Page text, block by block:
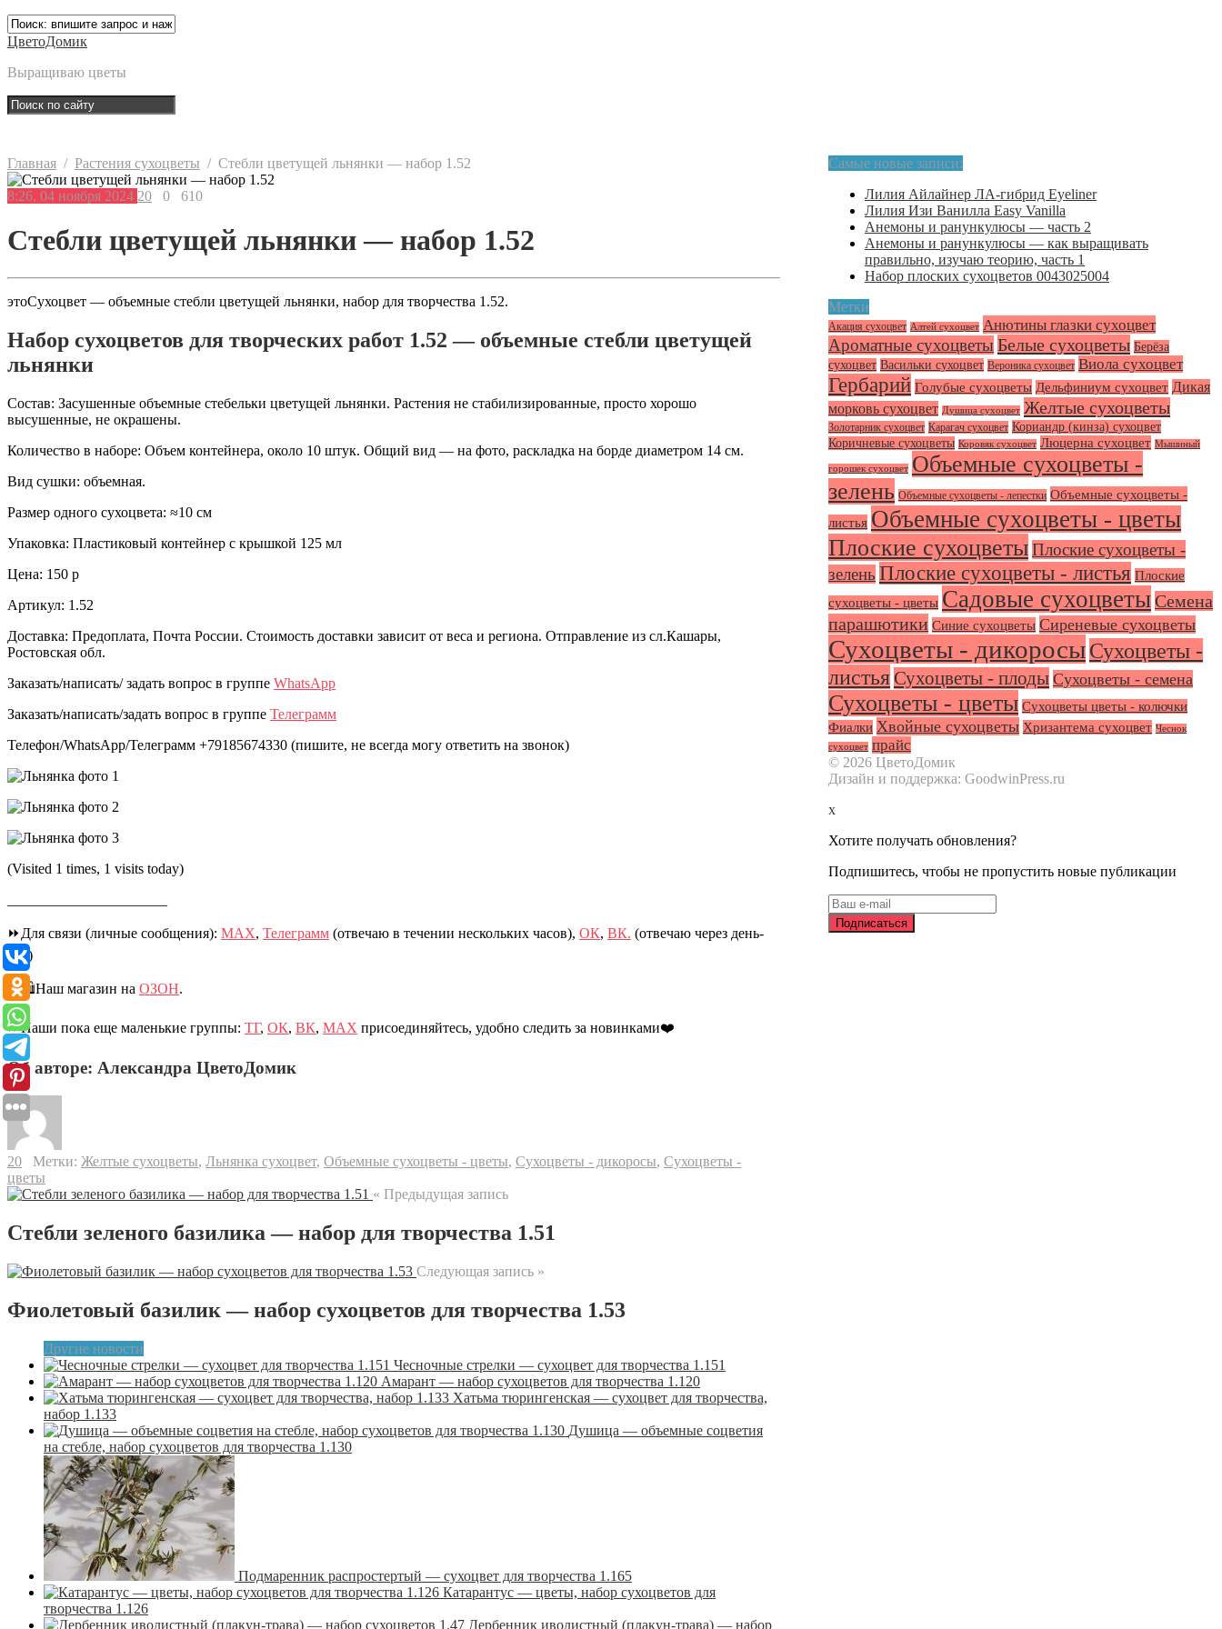
ЦветоДомик
Выращиваю цветы
Главная / Растения сухоцветы / Стебли цветущей льнянки — набор 1.52
8:26, 04 ноября 2024 20 0 610
Стебли цветущей льнянки — набор 1.52
этоСухоцвет — объемные стебли цветущей льнянки, набор для творчества 1.52.
Набор сухоцветов для творческих работ 1.52 — объемные стебли цветущей
льнянки
Состав: Засушенные объемные стебельки цветущей льнянки. Растения не стабилизированные, просто хорошо
высушенные, не окрашены.
Количество в наборе: Объем контейнера, около 10 штук. Общий вид — на фото, раскладка на борде диаметром 14 см.
Вид сушки: объемная.
Размер одного сухоцвета: ≈10 см
Упаковка: Пластиковый контейнер с крышкой 125 мл
Цена: 150 р
Артикул: 1.52
Доставка: Предоплата, Почта России. Стоимость доставки зависит от веса и региона. Отправление из сл.Кашары,
Ростовская обл.
Заказать/написать/ задать вопрос в группе WhatsApp
Заказать/написать/задать вопрос в группе Телеграмм
Телефон/WhatsApp/Телеграмм +79185674330 (пишите, не всегда могу ответить на звонок)
(Visited 1 times, 1 visits today)
⏩Для связи (личные сообщения): МАХ, Телеграмм (отвечаю в течении нескольких часов), ОК, ВК. (отвечаю через день-
два)
⏩🛍️Наш магазин на ОЗОН.
⏩Наши пока еще маленькие группы: ТГ, ОК, ВК, МАХ присоединяйтесь, удобно следить за новинками❤️
Об авторе: Александра ЦветоДомик
20 Метки: Желтые сухоцветы, Льнянка сухоцвет, Объемные сухоцветы - цветы, Сухоцветы - дикоросы, Сухоцветы -
цветы
« Предыдущая запись
Стебли зеленого базилика — набор для творчества 1.51
Следующая запись »
Фиолетовый базилик — набор сухоцветов для творчества 1.53
Другие новости
Чесночные стрелки — сухоцвет для творчества 1.151
Амарант — набор сухоцветов для творчества 1.120
Хатьма тюрингенская — сухоцвет для творчества,
набор 1.133
Душица — объемные соцветия
на стебле, набор сухоцветов для творчества 1.130
Подмаренник распростертый — сухоцвет для творчества 1.165
Катарантус — цветы, набор сухоцветов для
творчества 1.126
Дербенник иволистный (плакун-трава) — набор
Самые новые записи:
Лилия Айлайнер ЛА-гибрид Eyeliner
Лилия Изи Ванилла Easy Vanilla
Анемоны и ранункулюсы — часть 2
Анемоны и ранункулюсы — как выращивать
правильно, изучаю теорию, часть 1
Набор плоских сухоцветов 0043025004
Метки
Акация сухоцвет Алтей сухоцвет Анютины глазки сухоцвет
Ароматные сухоцветыБелые сухоцветы Берёза
сухоцвет Васильки сухоцвет Вероника сухоцвет Виола сухоцвет
Гербарий Голубые сухоцветы Дельфиниум сухоцвет Дикая
морковь сухоцвет Душица сухоцвет Желтые сухоцветы
Золотарник сухоцвет Карагач сухоцвет Кориандр (кинза) сухоцвет
Коричневые сухоцветы Коровяк сухоцвет Люцерна сухоцвет Мышиный
горошек сухоцвет Объемные сухоцветы -
зелень Объемные сухоцветы - лепестки Объемные сухоцветы -
листья Объемные сухоцветы - цветы
Плоские сухоцветыПлоские сухоцветы -
зелень Плоские сухоцветы - листья Плоские
сухоцветы - цветы Садовые сухоцветыСемена
парашютики Синие сухоцветы Сиреневые сухоцветы
Сухоцветы - дикоросыСухоцветы -
листья Сухоцветы - плоды Сухоцветы - семена
Сухоцветы - цветы Сухоцветы цветы - колючки
Фиалки Хвойные сухоцветы Хризантема сухоцвет Чеснок
сухоцвет прайс
© 2026 ЦветоДомик
Дизайн и поддержка: GoodwinPress.ru
x
Хотите получать обновления?
Подпишитесь, чтобы не пропустить новые публикации